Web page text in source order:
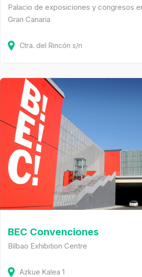
Palacio de exposiciones y congresos
Gran Canaria
Ctra. del Rincón s/n
BEC Convenciones
Bilbao Exhibition Centre
Azkue Kalea 1